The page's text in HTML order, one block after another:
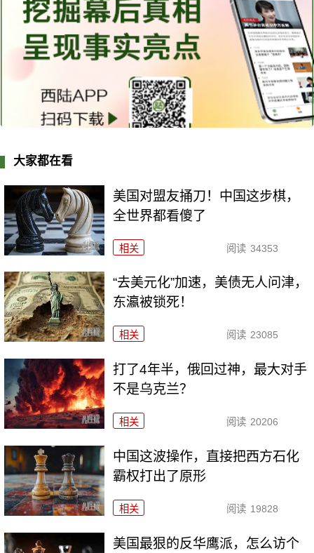
大家都在看
美国对盟友捅刀！中国这步棋，
全世界都看傻了
相关 阅读 34353
“去美元化”加速，美债无人问津，
东瀛被锁死！
相关 阅读 23085
打了4年半，俄回过神，最大对手
不是乌克兰？
相关 阅读 20206
中国这波操作，直接把西方石化
霸权打出了原形
相关 阅读 19828
美国最狠的反华鹰派，怎么访个